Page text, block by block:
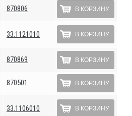
870806 В КОРЗИНУ
33.1121010 В КОРЗИНУ
870869 В КОРЗИНУ
870501 В КОРЗИНУ
33.1106010 В КОРЗИНУ